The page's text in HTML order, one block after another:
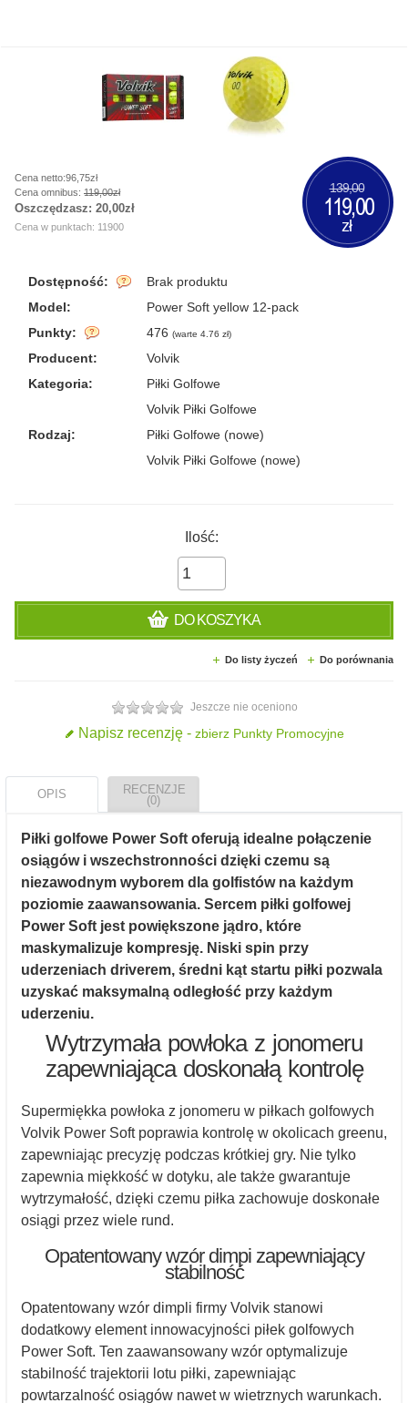
Dostępność:
Brak produktu
Model:
Power Soft yellow 12-pack
Punkty:
476 (warte 4.76 zł)
Producent:
Volvik
Kategoria:
Piłki Golfowe
Volvik Piłki Golfowe
Rodzaj:
Piłki Golfowe (nowe)
Volvik Piłki Golfowe (nowe)
Cena netto:96,75zł
Cena omnibus: 119,00zł
Oszczędzasz: 20,00zł
Cena w punktach: 11900
139,00
119,00
zł
Ilość:
DO KOSZYKA
Do listy życzeń Do porównania
Jeszcze nie oceniono
Napisz recenzję - zbierz Punkty Promocyjne
OPIS
RECENZJE
(0)
Piłki golfowe Power Soft oferują idealne połączenie
osiągów i wszechstronności dzięki czemu są
niezawodnym wyborem dla golfistów na każdym
poziomie zaawansowania. Sercem piłki golfowej
Power Soft jest powiększone jądro, które
maskymalizuje kompresję. Niski spin przy
uderzeniach driverem, średni kąt startu piłki pozwala
uzyskać maksymalną odległość przy każdym
uderzeniu.
Wytrzymała powłoka z jonomeru
zapewniająca doskonałą kontrolę
Supermiękka powłoka z jonomeru w piłkach golfowych
Volvik Power Soft poprawia kontrolę w okolicach greenu,
zapewniając precyzję podczas krótkiej gry. Nie tylko
zapewnia miękkość w dotyku, ale także gwarantuje
wytrzymałość, dzięki czemu piłka zachowuje doskonałe
osiągi przez wiele rund.
Opatentowany wzór dimpi zapewniający
stabilność
Opatentowany wzór dimpli firmy Volvik stanowi
dodatkowy element innowacyjności piłek golfowych
Power Soft. Ten zaawansowany wzór optymalizuje
stabilność trajektorii lotu piłki, zapewniając
powtarzalność osiągów nawet w wietrznych warunkach.